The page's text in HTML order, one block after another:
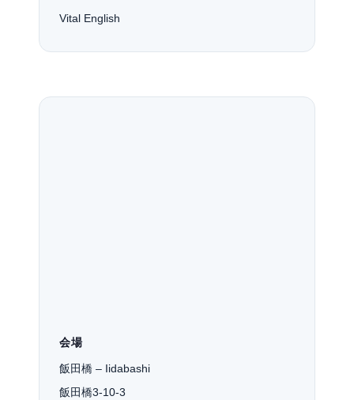
Vital English
会場
飯田橋 – Iidabashi
飯田橋3-10-3